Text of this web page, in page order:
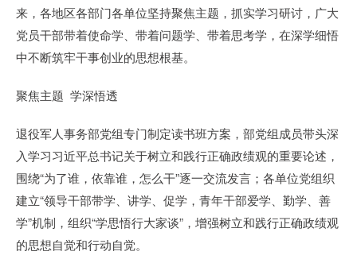
来，各地区各部门各单位坚持聚焦主题，抓实学习研讨，广大
党员干部带着使命学、带着问题学、带着思考学，在深学细悟
中不断筑牢干事创业的思想根基。
聚焦主题 学深悟透
退役军人事务部党组专门制定读书班方案，部党组成员带头深
入学习习近平总书记关于树立和践行正确政绩观的重要论述，
围绕“为了谁，依靠谁，怎么干”逐一交流发言；各单位党组织
建立“领导干部带学、讲学、促学，青年干部爱学、勤学、善
学”机制，组织“学思悟行大家谈”，增强树立和践行正确政绩观
的思想自觉和行动自觉。